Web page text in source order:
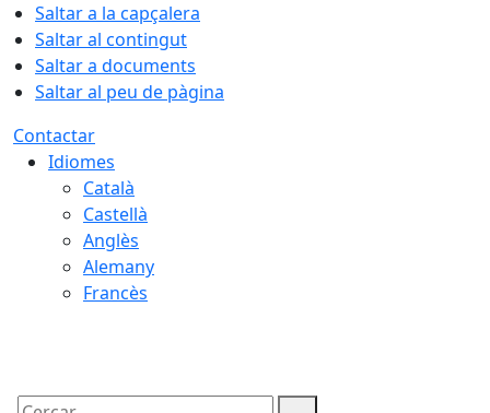
Saltar a la capçalera
Saltar al contingut
Saltar a documents
Saltar al peu de pàgina
Contactar
Idiomes
Català
Castellà
Anglès
Alemany
Francès